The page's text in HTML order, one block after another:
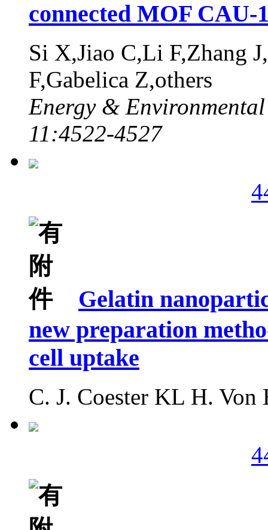
connected MOF CAU-
Si X,Jiao C,Li F,Zhang
F,Gabelica Z,others
Energy &
11:4522-4527
Gelatin
new preparation
cell uptake
C. J. Coester KL H. Von